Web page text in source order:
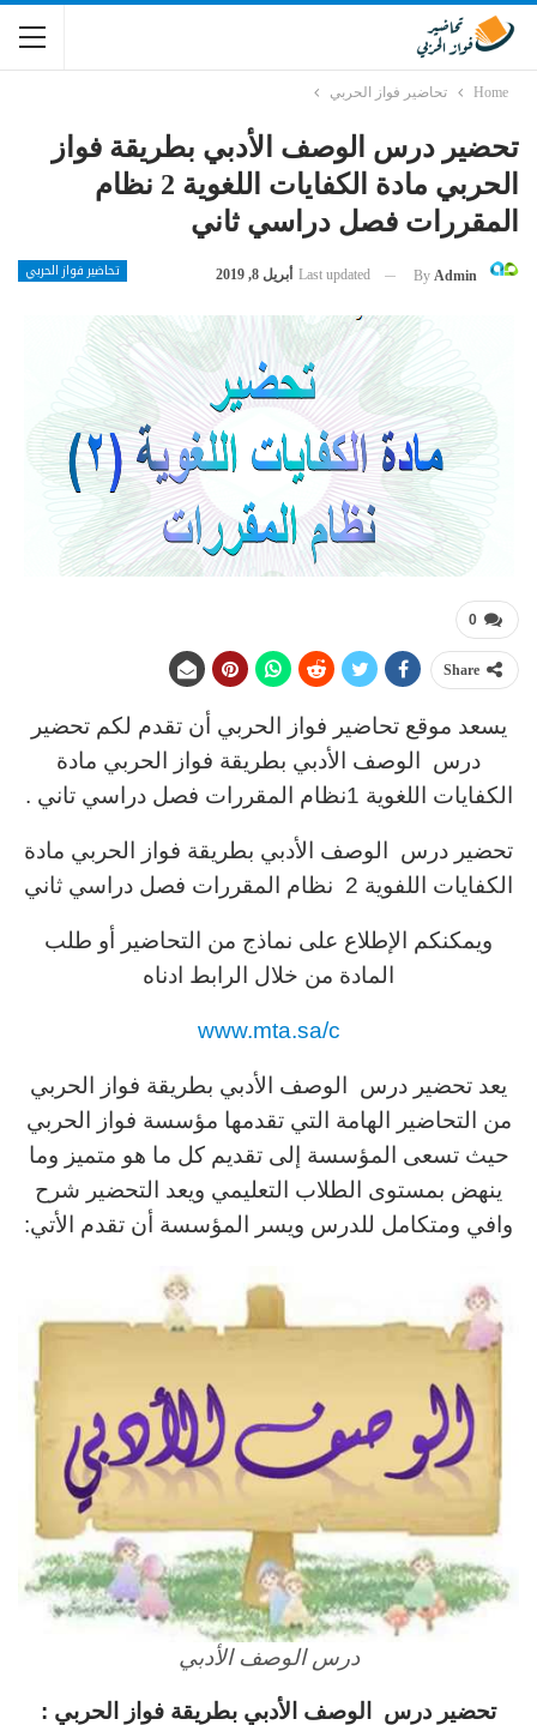
Home تحاضير فواز الحربي
تحضير درس الوصف الأدبي بطريقة فواز
الحربي مادة الكفايات اللغوية 2 نظام
المقررات فصل دراسي ثاني
تحاضير فواز الحربي By Admin
Last updated أبريل 8, 2019
0
Share
يسعد موقع تحاضير فواز الحربي أن تقدم لكم تحضير
درس الوصف الأدبي بطريقة فواز الحربي مادة
الكفايات اللغوية 1نظام المقررات فصل دراسي تاني .
تحضير درس الوصف الأدبي بطريقة فواز الحربي مادة
الكفايات اللفوية 2 نظام المقررات فصل دراسي ثاني
ويمكنكم الإطلاع على نماذج من التحاضير أو طلب
المادة من خلال الرابط ادناه
www.mta.sa/c
يعد تحضير درس الوصف الأدبي بطريقة فواز الحربي
من التحاضير الهامة التي تقدمها مؤسسة فواز الحربي
حيث تسعى المؤسسة إلى تقديم كل ما هو متميز وما
ينهض بمستوى الطلاب التعليمي ويعد التحضير شرح
وافي ومتكامل للدرس ويسر المؤسسة أن تقدم الأتي:
درس الوصف الأدبي
تحضير درس الوصف الأدبي بطريقة فواز الحربي :